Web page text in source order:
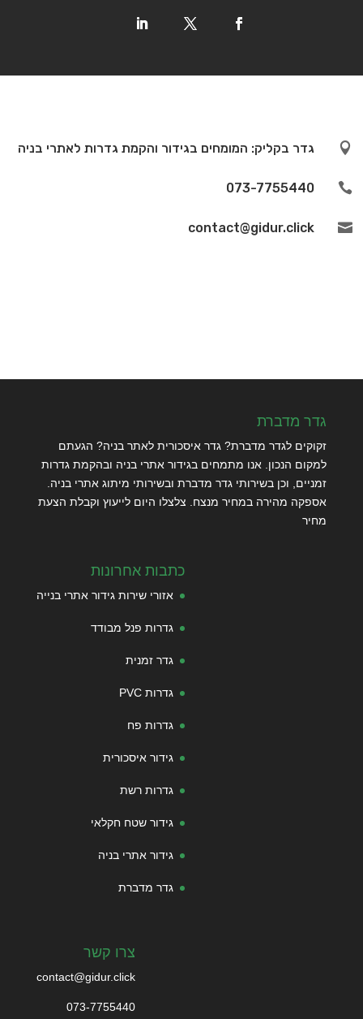
 גדר בקליק: המומחים בגידור והקמת גדרות לאתרי בניה

073-7755440

contact@gidur.click
גדר מדברת
זקוקים לגדר מדברת? גדר איסכורית לאתר בניה? הגעתם
למקום הנכון. אנו מתמחים בגידור אתרי בניה ובהקמת גדרות
זמניים, וכן בשירותי גדר מדברת ובשירותי מיתוג אתרי בניה.
אספקה מהירה במחיר מנצח. צלצלו היום לייעוץ וקבלת הצעת
מחיר
כתבות אחרונות
אזורי שירות גידור אתרי בנייה
גדרות פנל מבודד
גדר זמנית
גדרות PVC
גדרות פח
גידור איסכורית
גדרות רשת
גידור שטח חקלאי
גידור אתרי בניה
גדר מדברת
צרו קשר
contact@gidur.click
073-7755440